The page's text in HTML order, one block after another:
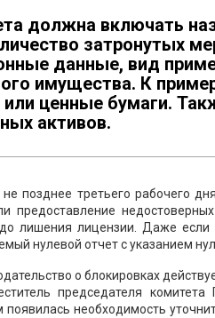
должна включать
затронутых
данные, вид
имущества. К
ценные бумаги.
активов.
позднее третьего рабочего
предоставление
до лишения лицензии. Даже
нулевой отчет с указанием
о блокировках
председателя
необходимость